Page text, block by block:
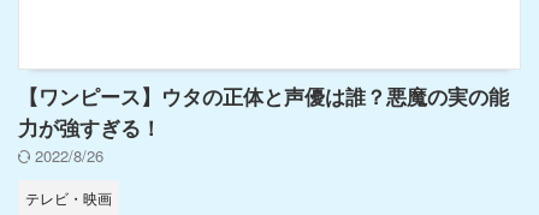
【ワンピース】ウタの正体と声優は誰？悪魔の実の能
力が強すぎる！
2022/8/26
テレビ・映画